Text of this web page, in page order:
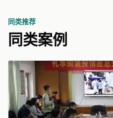
同类推荐
同类案例